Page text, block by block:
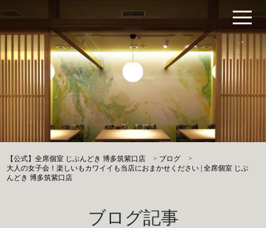
【公式】全席個室 じぶんどき 博多筑紫口店 > ブログ
>
大人の女子会！楽しいもカワイイも当店におまかせください | 全席個室 じぶ
んどき 博多筑紫口店
ブログ記事